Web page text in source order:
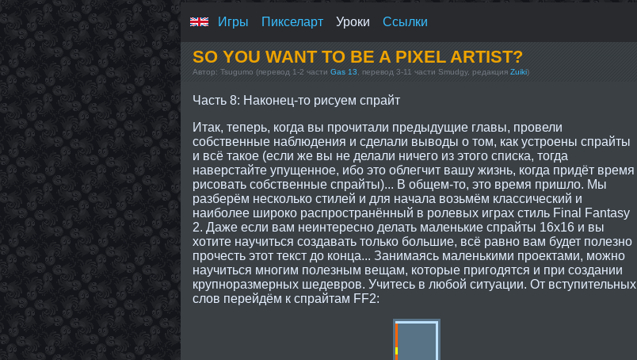
Игры Пикселарт Уроки Ссылки
SO YOU WANT TO BE A PIXEL ARTIST?
Автор: Tsugumo (перевод 1-2 части Gas 13 , перевод 3-11 части Smudgy, редакция Zuiki)
Часть 8: Наконец-то рисуем спрайт
Итак, теперь, когда вы прочитали предыдущие главы, провели
собственные наблюдения и сделали выводы о том, как устроены спрайты
и всё такое (если же вы не делали ничего из этого списка, тогда
наверстайте упущенное, ибо это облегчит вашу жизнь, когда придёт время
рисовать собственные спрайты)... В общем-то, это время пришло. Мы
разберём несколько стилей и для начала возьмём классический и
наиболее широко распространённый в ролевых играх стиль Final Fantasy
2. Даже если вам неинтересно делать маленькие спрайты 16х16 и вы
хотите научиться создавать только большие, всё равно вам будет полезно
прочесть этот текст до конца... Занимаясь маленькими проектами, можно
научиться многим полезным вещам, которые пригодятся и при создании
крупноразмерных шедевров. Учитесь в любой ситуации. От вступительных
слов перейдём к спрайтам FF2: